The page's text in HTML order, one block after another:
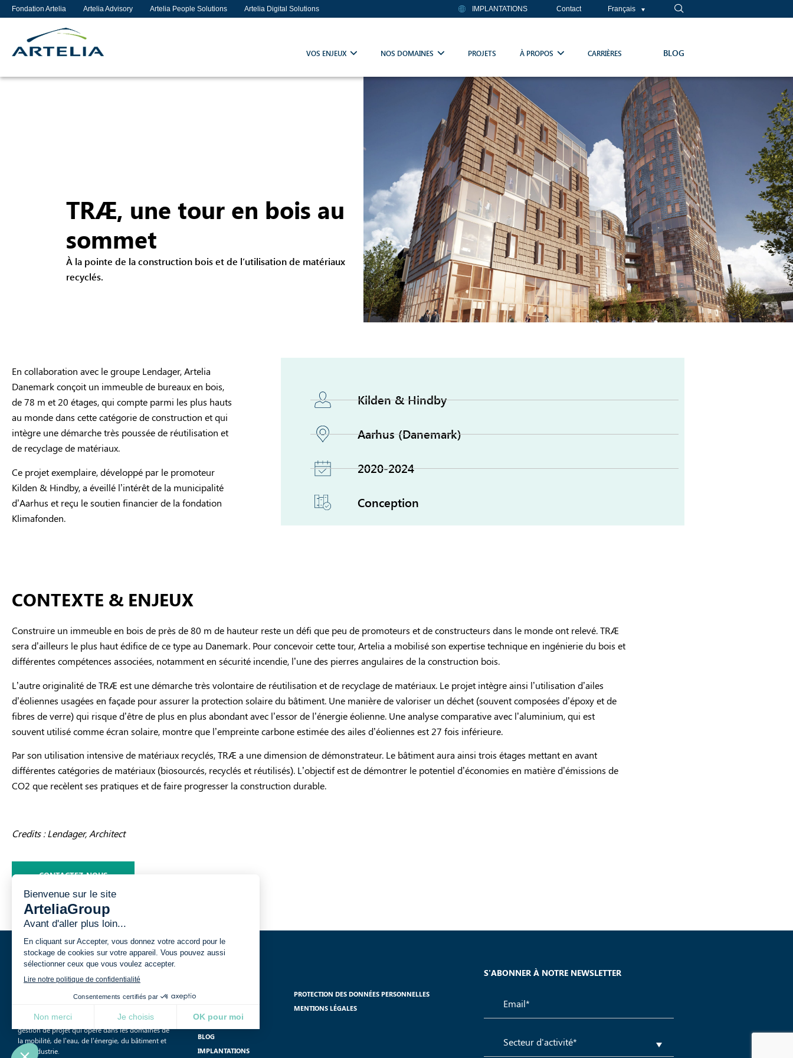
Fondation Artelia Artelia Advisory Artelia People Solutions Artelia Digital Solutions IMPLANTATIONS Contact Français
VOS ENJEUX NOS DOMAINES PROJETS À PROPOS CARRIÈRES BLOG
TRÆ, une tour en bois au
sommet
À la pointe de la construction bois et de l’utilisation de matériaux
recyclés.
En collaboration avec le groupe Lendager, Artelia
Danemark conçoit un immeuble de bureaux en bois,
de 78 m et 20 étages, qui compte parmi les plus hauts
au monde dans cette catégorie de construction et qui
intègre une démarche très poussée de réutilisation et
de recyclage de matériaux.
Ce projet exemplaire, développé par le promoteur
Kilden & Hindby, a éveillé l’intérêt de la municipalité
d’Aarhus et reçu le soutien financier de la fondation
Klimafonden.
Kilden & Hindby
Aarhus (Danemark)
2020-2024
Conception
CONTEXTE & ENJEUX
Construire un immeuble en bois de près de 80 m de hauteur reste un défi que peu de promoteurs et de constructeurs dans le monde ont relevé. TRÆ
sera d’ailleurs le plus haut édifice de ce type au Danemark. Pour concevoir cette tour, Artelia a mobilisé son expertise technique en ingénierie du bois et
différentes compétences associées, notamment en sécurité incendie, l’une des pierres angulaires de la construction bois.
L’autre originalité de TRÆ est une démarche très volontaire de réutilisation et de recyclage de matériaux. Le projet intègre ainsi l’utilisation d’ailes
d’éoliennes usagées en façade pour assurer la protection solaire du bâtiment. Une manière de valoriser un déchet (souvent composées d’époxy et de
fibres de verre) qui risque d’être de plus en plus abondant avec l’essor de l’énergie éolienne. Une analyse comparative avec l’aluminium, qui est
souvent utilisé comme écran solaire, montre que l’empreinte carbone estimée des ailes d’éoliennes est 27 fois inférieure.
Par son utilisation intensive de matériaux recyclés, TRÆ a une dimension de démonstrateur. Le bâtiment aura ainsi trois étages mettant en avant
différentes catégories de matériaux (biosourcés, recyclés et réutilisés). L’objectif est de démontrer le potentiel d’économies en matière d’émissions de
CO2 que recèlent ses pratiques et de faire progresser la construction durable.
Credits : Lendager, Architect
CONTACTEZ-NOUS
Artelia est un groupe de conseil, d’ingénierie et de
gestion de projet qui opère dans les domaines de
la mobilité, de l’eau, de l’énergie, du bâtiment et
de l’industrie.
NOUS REJOINDRE
BLOG
IMPLANTATIONS
PROTECTION DES DONNÉES PERSONNELLES
MENTIONS LÉGALES
S'ABONNER À NOTRE NEWSLETTER